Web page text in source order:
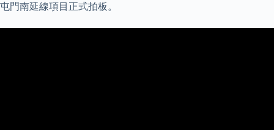
屯門南延線項目正式拍板。